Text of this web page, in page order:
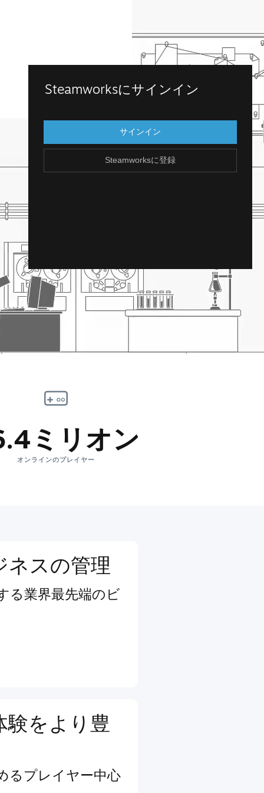
Steamworksにサインイン
サインイン
Steamworksに登録
Steamworksに登録
Steamworksにアクセスします。Steamアカ
ウントを持っていませんか？アカウント
は、簡単に無料で作成できます！
ミリオン
オンラインのプレイヤー
ネスの管理
る業界最先端のビ
験をより豊
るプレイヤー中心